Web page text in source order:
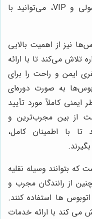
مشخصات انواع اتوبوس دربستی معمولی و VIP، می‌توانید با
نیز از اهمیت بالایی
تلاش می‌کند تا با ارائه
ایمن و راحت را برای
به صورت دوره‌ای
ایمنی کاملاً مورد تأیید
از بین مجرب‌ترین و
تا با اطمینان کامل،
بتوانند وسیله نقلیه
از رانندگان مجرب و
ها استفاده کنند.
می کند با ارائه خدمات